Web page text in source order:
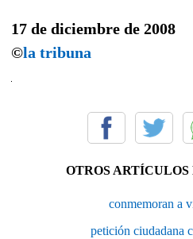
17 de diciembre de 2008
©la tribuna
OTROS
conmemoran a
petición ciudadana